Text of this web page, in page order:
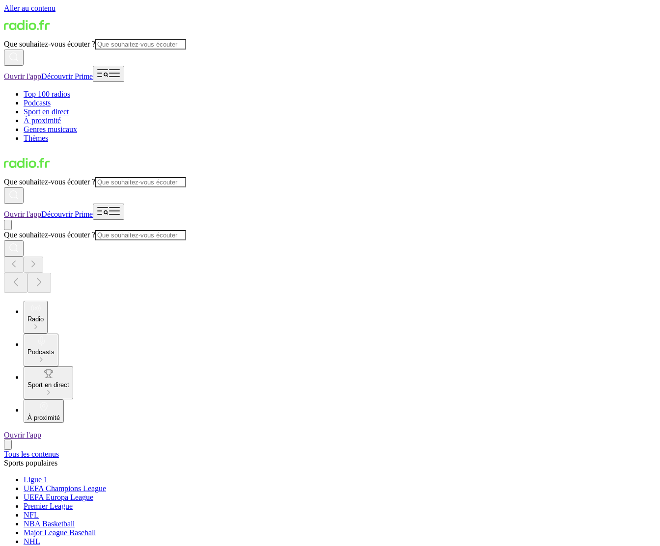
Aller au contenu
Que souhaitez-vous écouter ?
Ouvrir l'appDécouvrir Prime
Top 100 radios
Podcasts
Sport en direct
À proximité
Genres musicaux
Thèmes
Que souhaitez-vous écouter ?
Ouvrir l'appDécouvrir Prime
Que souhaitez-vous écouter ?
Radio
Podcasts
Sport en direct
À proximité
Ouvrir l'app
Tous les contenus
Sports populaires
Ligue 1
UEFA Champions League
UEFA Europa League
Premier League
NFL
NBA Basketball
Major League Baseball
NHL